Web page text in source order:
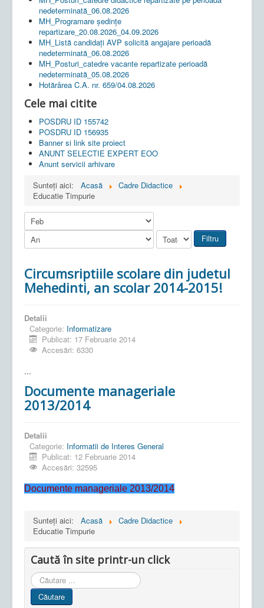
nedeterminată_06.08.2026
MH_Programare ședințe
repartizare_20.08.2026_04.09.2026
MH_Listă candidați AVP solicită angajare perioadă
nedeterminată_06.08.2026
MH_Posturi_catedre vacante repartizate perioadă
nedeterminată_05.08.2026
Hotărârea C.A. nr. 659/04.08.2026
Cele mai citite
POSDRU ID 155742
POSDRU ID 156935
Banner si link site proiect
ANUNT SELECTIE EXPERT EOO
Anunt servicii arhivare
Sunteți aici:
Acasă
Cadre Didactice
Educatie Timpurie
Filtru
Circumsriptiile scolare din judetul
Mehedinti, an scolar 2014-2015!
Detalii
Categorie: Informatizare
Publicat: 17 Februarie 2014
Accesări: 6330
...
Documente manageriale
2013/2014
Detalii
Categorie: Informatii de Interes General
Publicat: 12 Februarie 2014
Accesări: 32595
Documente manageriale 2013/2014
Sunteți aici: Acasă
Cadre Didactice
Educatie Timpurie
Caută în site printr-un click
Cauta
in
site
Căutare